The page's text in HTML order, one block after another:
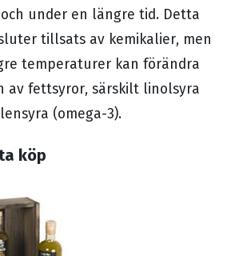
köp
under en längre tid. Detta
tillsats av kemikalier, men
temperaturer kan förändra
av fettsyror, särskilt linolsyra
(omega-3).